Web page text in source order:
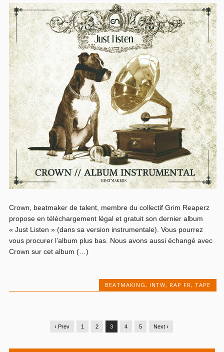
Crown, beatmaker de talent, membre du collectif Grim Reaperz
propose en téléchargement légal et gratuit son dernier album
« Just Listen » (dans sa version instrumentale). Vous pourrez
vous procurer l’album plus bas. Nous avons aussi échangé avec
Crown sur cet album (…)
BEATMAKING, INTW, RAP FR, TAPE
‹ Prev 1 2 3 4 5 Next ›